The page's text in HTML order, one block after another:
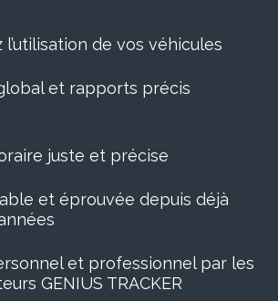
l’utilisation de vos véhicules
et rapports précis
juste et précise
et éprouvée depuis déjà
et professionnel par les
GENIUS TRACKER